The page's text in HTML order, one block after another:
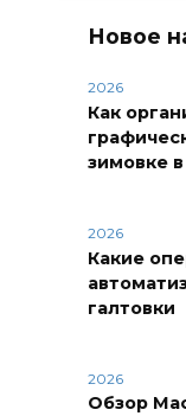
Новое
2026
Как
зимовке
2026
Какие
галтовки
2026
Обзор